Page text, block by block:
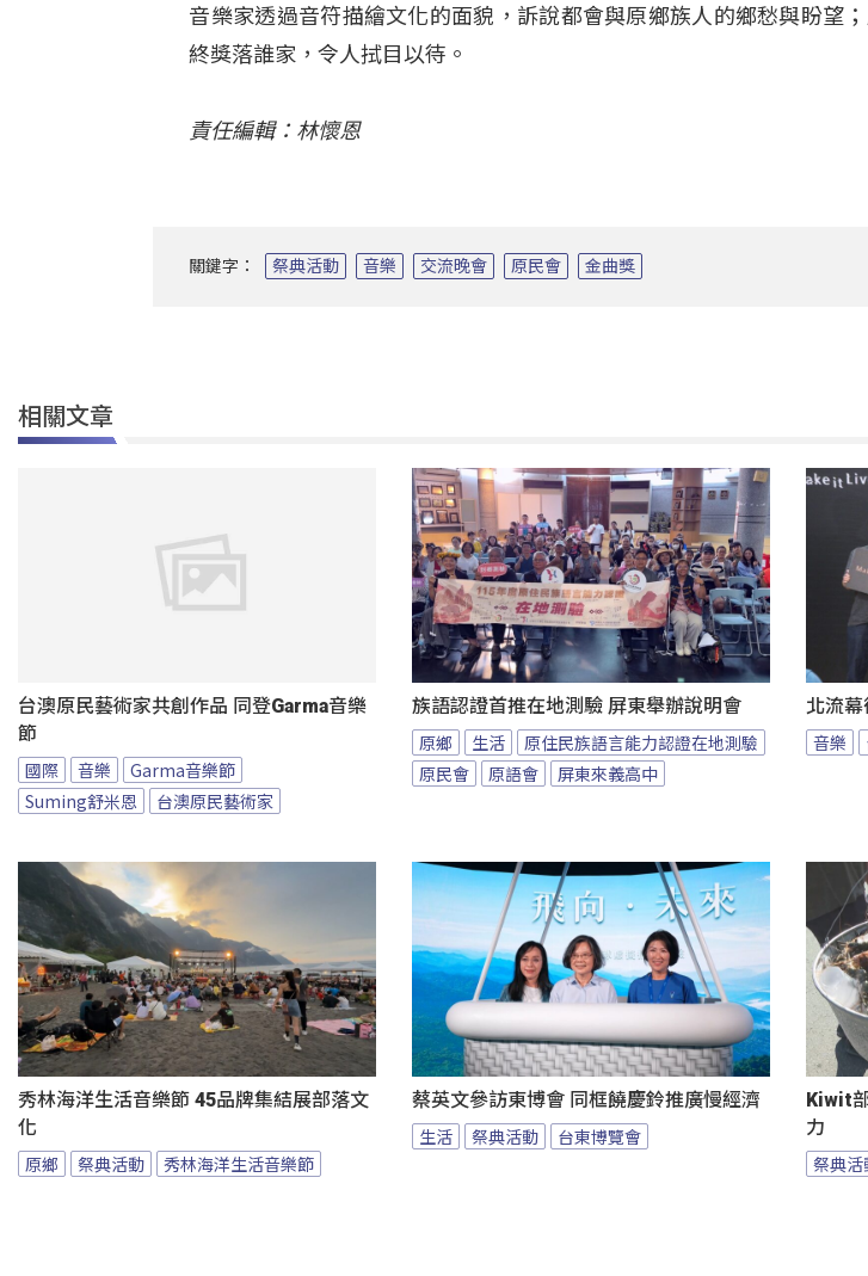
音樂家透過音符描繪文化的面貌，訴說都會與原鄉族人的鄉愁與盼望
終獎落誰家，令人拭目以待。
責任編輯：林懷恩
關鍵字： 祭典活動 音樂 交流晚會 原民會 金曲獎
相關文章
台澳原民藝術家共創作品 同登Garma音樂
節
國際 音樂
Garma音樂節
Suming舒米恩
台澳原民藝術家
族語認證首推在地測驗 屏東舉辦說明會
原鄉 生活
原住民族語言能力認證在地測驗
原民會
原語會 屏東來義高中
北流幕
音樂
秀林海洋生活音樂節 45品牌集結展部落文
化
原鄉 祭典活動 秀林海洋生活音樂節
蔡英文參訪東博會 同框饒慶鈴推廣慢經濟
生活 祭典活動 台東博覽會
Kiwit
力
祭典活